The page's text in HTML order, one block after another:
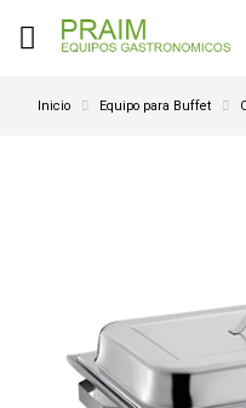
Inicio Equipo para Buffet